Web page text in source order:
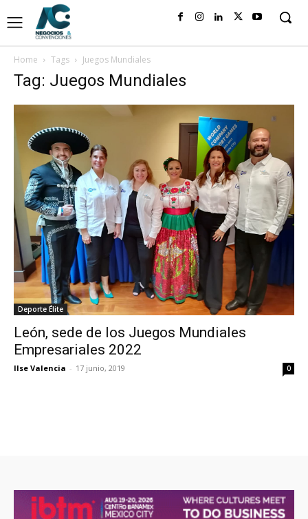
Home Tags Juegos Mundiales
Tag: Juegos Mundiales
Deporte Élite
León, sede de los Juegos Mundiales
Empresariales 2022
Ilse Valencia - 17 junio, 2019 0